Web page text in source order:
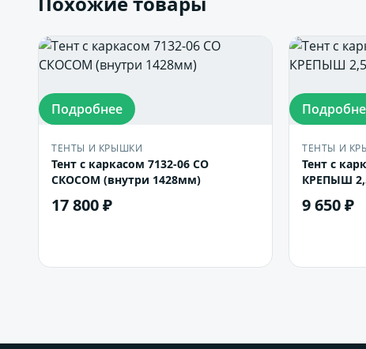
Подробнее
ТЕНТЫ И КРЫШКИ
Тент с каркасом 7132-06 СО
СКОСОМ (внутри 1428мм)
17 800 ₽
ТЕНТЫ И
Тент с
КРЕПЫШ
9 650 ₽